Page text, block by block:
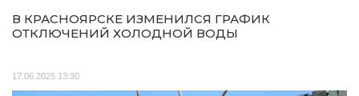
В КРАСНОЯРСКЕ ИЗМЕНИЛСЯ ГРАФИК
ОТКЛЮЧЕНИЙ ХОЛОДНОЙ ВОДЫ
17.06.2025 13:30